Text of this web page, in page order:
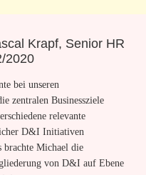
Krapf, Senior HR
2020
bei unseren
zentralen Businessziele
relevante
D&I Initiativen
brachte Michael die
von D&I auf Ebene